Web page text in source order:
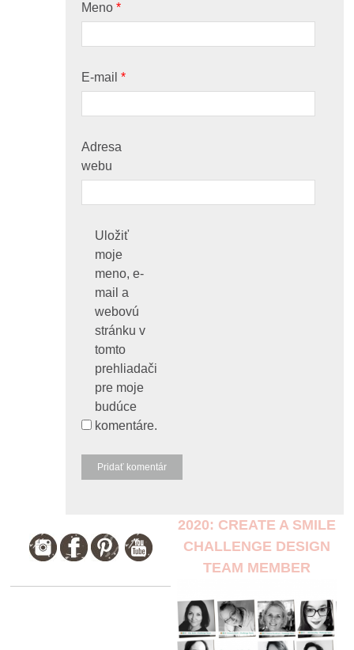
Meno*
E-mail*
Adresa
webu
Uložiť
moje
meno, e-
mail a
webovú
stránku v
tomto
prehliadači
pre moje
budúce
komentáre.
2020: CREATE A SMILE
CHALLENGE DESIGN
TEAM MEMBER